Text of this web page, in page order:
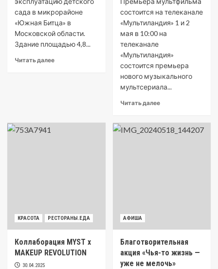
сада в микрорайоне
«Южная Битца» в
Московской области.
Здание площадью 4,8...
Читать далее
состоится на телеканале
«Мультиландия» 1 и 2
мая в 10:00 на
телеканале
«Мультиландия»
состоится премьера
нового музыкального
мультсериала...
Читать далее
КРАСОТА РЕСТОРАНЫ.ЕДА
Коллаборация MYST x
MAKEUP REVOLUTION
30.04.2025
АФИША
Благотворительная
акция «Чья-то жизнь —
уже не мелочь»